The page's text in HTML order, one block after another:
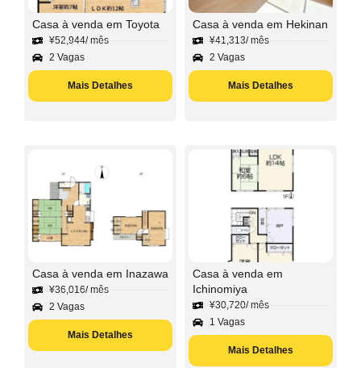
Casa à venda em Toyota
¥52,944/ mês
2 Vagas
Mais Detalhes
Casa à venda em Hekinan
¥41,313/ mês
2 Vagas
Mais Detalhes
Casa à venda em Inazawa
¥36,016/ mês
2 Vagas
Mais Detalhes
Casa à venda em
Ichinomiya
¥30,720/ mês
1 Vagas
Mais Detalhes